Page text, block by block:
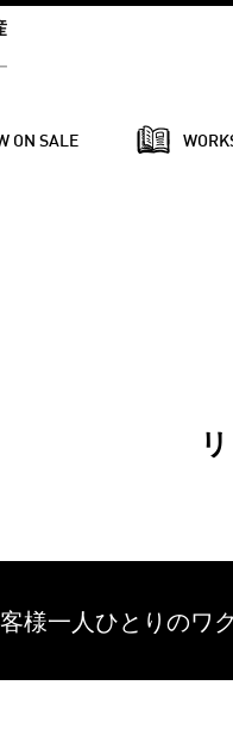
ON SALE
様一人ひとりのワ